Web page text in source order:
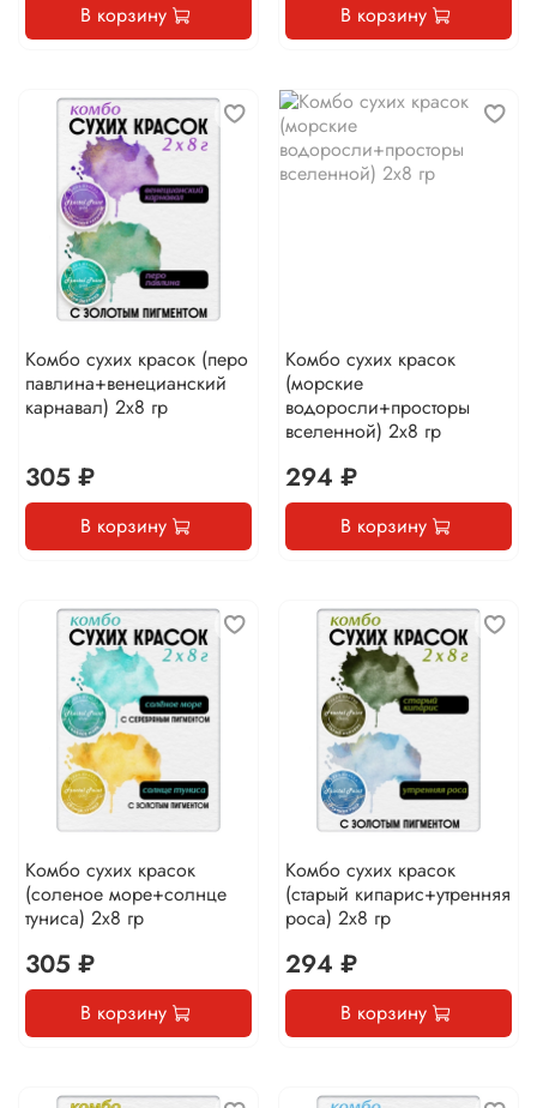
В корзину В корзину
Комбо сухих красок (перо
павлина+венецианский
карнавал) 2х8 гр
305 ₽
В корзину
Комбо сухих красок
(морские
водоросли+просторы
вселенной) 2х8 гр
294 ₽
В корзину
Комбо сухих красок
(соленое море+солнце
туниса) 2х8 гр
305 ₽
В корзину
Комбо сухих красок
(старый кипарис+утренняя
роса) 2х8 гр
294 ₽
В корзину